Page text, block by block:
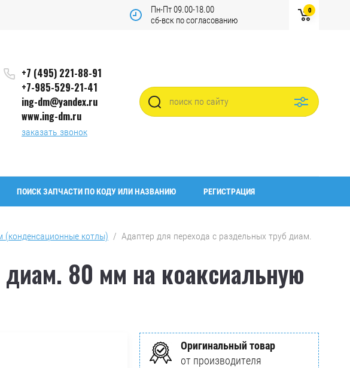
Пн-Пт 09.00-18.00
сб-вск по согласованию
0
+7 (495) 221-88-91
+7-985-529-21-41
ing-dm@yandex.ru
www.ing-dm.ru
заказать звонок
ПОИСК ЗАПЧАСТИ ПО КОДУ ИЛИ НАЗВАНИЮ РЕГИСТРАЦИЯ
(конденсационные котлы)
  /  Адаптер для перехода с раздельных труб диам.
80 мм на коаксиальную
Оригинальный товар
от производителя